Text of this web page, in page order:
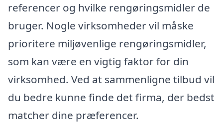
referencer og hvilke rengøringsmidler de
bruger. Nogle virksomheder vil måske
prioritere miljøvenlige rengøringsmidler,
som kan være en vigtig faktor for din
virksomhed. Ved at sammenligne tilbud vil
du bedre kunne finde det firma, der bedst
matcher dine præferencer.